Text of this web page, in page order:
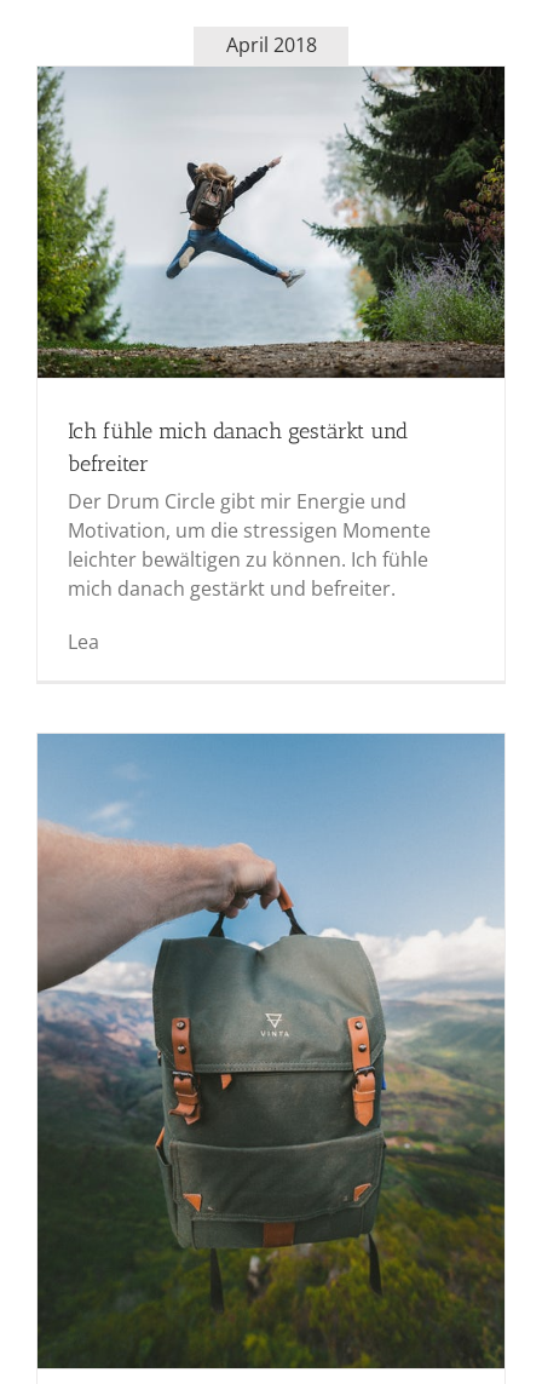
April 2018
Ich fühle mich danach gestärkt und
befreiter
Der Drum Circle gibt mir Energie und
Motivation, um die stressigen Momente
leichter bewältigen zu können. Ich fühle
mich danach gestärkt und befreiter.
Lea